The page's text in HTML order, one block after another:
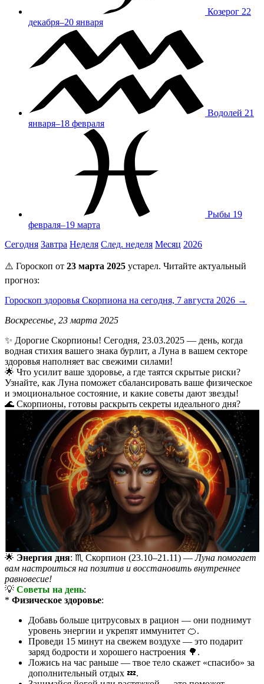
Козерог 22
декабря–20 января
Водолей 21
января–18 февраля
Рыбы 19
февраля–19 марта
Сегодня Завтра Неделя След. неделя Месяц 2026
⚠️ Гороскоп от 23 марта 2025 устарел. Читайте актуальный
прогноз:
Гороскоп здоровья Скорпиона на сегодня, 7 августа 2026 →
Воскресенье, 23 марта 2025
✨ Дорогие Скорпионы! Сегодня, 23.03.2025 — день, когда
водная стихия вашего знака бурлит, а Луна в вашем секторе
здоровья наполняет вас свежими силами!
🌟 Что усилит ваше здоровье, а где таятся скрытые риски?
Узнайте, как Луна поможет сбалансировать ваше физическое
и эмоциональное состояние, и какие советы дают звезды!
🌊 Скорпионы, готовы раскрыть секреты идеального дня?
🌟 Энергия дня: ♏️ Скорпион (23.10–21.11) —Луна помогает
вам настроиться на позитив и восстановить внутреннее
равновесие!
💡 Советы на день:
* Физическое здоровье:
Добавь больше цитрусовых в рацион — они поднимут
уровень энергии и укрепят иммунитет 🍊.
Проведи 15 минут на свежем воздухе — это подарит
заряд бодрости и хорошего настроения 🌳.
Ложись на час раньше — твое тело скажет «спасибо» за
дополнительный отдых 💤.